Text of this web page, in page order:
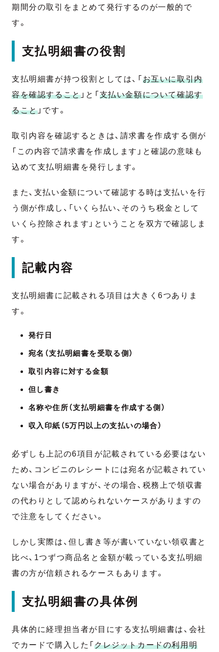
期間分の取引をまとめて発行するのが一般的で
す。
支払明細書の役割
支払明細書が持つ役割としては、「 お互いに取引内
容を確認すること」と「 支払い金額について確認す
ること」です。
取引内容を確認するときは、請求書を作成する側が
「この内容で請求書を作成します」と確認の意味も
込めて支払明細書を発行します。
また、支払い金額について確認する時は支払いを行
う側が作成し、「いくら払い、そのうち税金として
いくら控除されます」ということを双方で確認しま
す。
記載内容
支払明細書に記載される項目は大きく6つありま
す。
発行日
宛名（支払明細書を受取る側）
取引内容に対する金額
但し書き
名称や住所（支払明細書を作成する側）
収入印紙（5万円以上の支払いの場合）
必ずしも上記の6項目が記載されている必要はない
ため、コンビニのレシートには宛名が記載されてい
ない場合がありますが、その場合、税務上で領収書
の代わりとして認められないケースがありますの
で注意をしてください。
しかし実際は、但し書き等が書いていない領収書と
比べ、1つずつ商品名と金額が載っている支払明細
書の方が信頼されるケースもあります。
支払明細書の具体例
具体的に経理担当者が目にする支払明細書は、会社
でカードで購入した「 クレジットカードの利用明